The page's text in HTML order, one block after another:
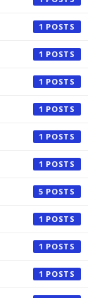
1
1
1
1
1
1
5
1
1
1